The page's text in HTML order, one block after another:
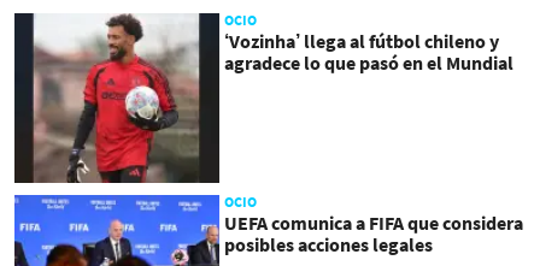
OCIO
‘Vozinha’ llega al fútbol chileno y
agradece lo que pasó en el Mundial
OCIO
UEFA comunica a FIFA que considera
posibles acciones legales